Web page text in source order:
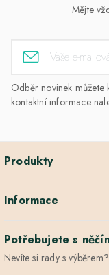
Mějte
Odběr novinek můžete
kontaktní informace
Produkty
Informace
Potřebujete s
Nevíte si rady s